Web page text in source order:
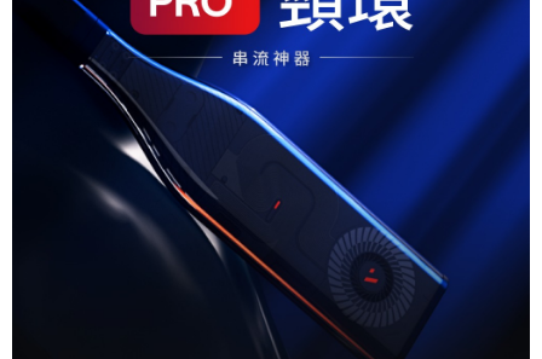
ATM／網路銀行／等多元方式進行付款，方視為交易完成。
※ 請注意：結帳手續完成當下不需立刻繳費，但若您需要取消訂單，請聯絡
購買商品的店家。未經商家同意取消之訂單仍視為有效，需透過AFTEE先享
後付繳納相關費用。
※ 交易是否成功請以「AFTEE先享後付 」之結帳頁面顯示為準，若有關於
是否繳費成功／繳費後需取消欲退款等相關疑問，請聯繫「AFTEE先享後付
客戶支援中心」https://netprotections.freshdesk.com/support/home
【注意事項】
１．透過由恩沛科技股份有限公司提供之「AFTEE先享後付」服務完成之交
易，需依本服務之必要範圍內提供個人資料，並將交易相關給付款項請求債
權轉讓予恩沛科技股份有限公司。
２．關於個人資料處理事宜，請瀏覽以下網址：
３．未成年的使用者請事先徵得法定代理人或監護人之同意方可使用
「AFTEE先享後付」，若未經同意申辦者引起之損失，本公司不負相關責
7-11取貨付款
每筆NT$60，滿NT$399(含以上)免運費
每筆NT$75，滿NT$399(含以上)免運費